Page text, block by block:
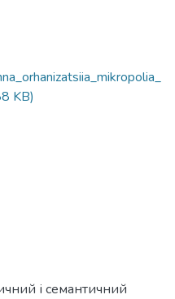
KB)
і семантичний